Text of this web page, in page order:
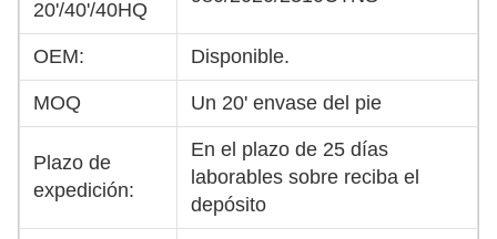
20'/40'/40HQ
OEM: Disponible.
MOQ Un 20' envase del pie
Plazo de
expedición:
En el plazo de 25 días
laborables sobre reciba el
depósito